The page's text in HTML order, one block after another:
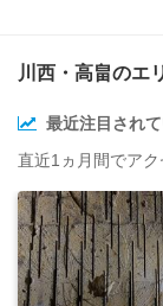
川西・高畠のエ
最近注目され
直近1ヵ月間でアク